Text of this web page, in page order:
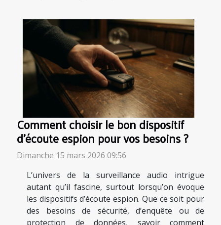
Comment choisir le bon dispositif
d'écoute espion pour vos besoins ?
Dimanche 15 mars 2026 09:56
L’univers de la surveillance audio intrigue
autant qu’il fascine, surtout lorsqu’on évoque
les dispositifs d’écoute espion. Que ce soit pour
des besoins de sécurité, d’enquête ou de
protection de données, savoir comment